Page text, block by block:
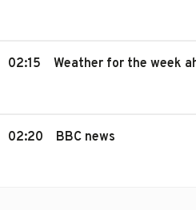
02:15 Weather for the week
02:20 BBC news